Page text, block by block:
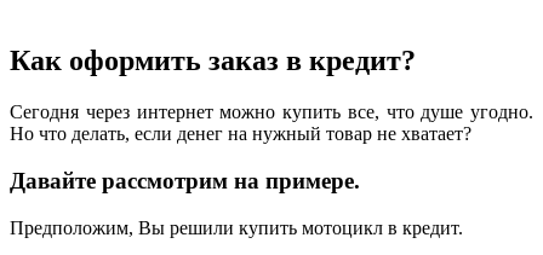
Как оформить заказ в кредит?
Сегодня через интернет можно купить все, что душе угодно.
Но что делать, если денег на нужный товар не хватает?
Давайте рассмотрим на примере.
Предположим, Вы решили купить мотоцикл в кредит.